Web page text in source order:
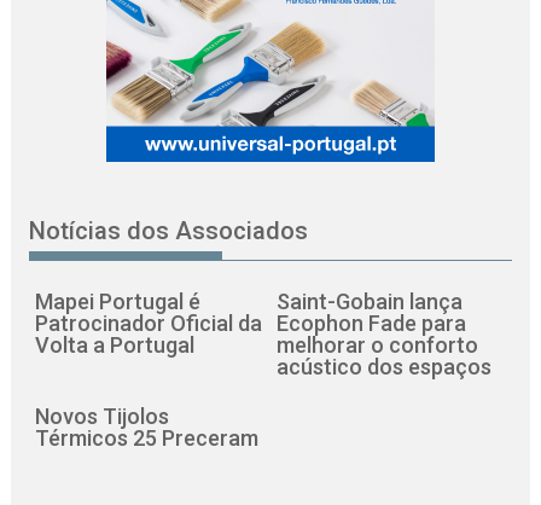
Notícias dos Associados
Mapei Portugal é
Patrocinador Oficial da
Volta a Portugal
Saint-Gobain lança
Ecophon Fade para
melhorar o conforto
acústico dos espaços
Novos Tijolos
Térmicos 25 Preceram